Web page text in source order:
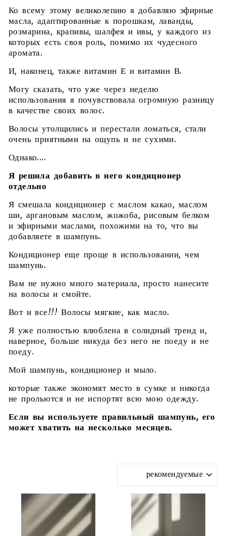
Ко всему этому великолепию я добавляю эфирные
масла, адаптированные к порошкам, лаванды,
розмарина, крапивы, шалфея и ивы, у каждого из
которых есть своя роль, помимо их чудесного
аромата.
И, наконец, также витамин Е и витамин В.
Могу сказать, что уже через неделю
использования я почувствовала огромную разницу
в качестве своих волос.
Волосы утолщились и перестали ломаться, стали
очень приятными на ощупь и не сухими.
Однако....
Я решила добавить в него кондиционер
отдельно
Я смешала кондиционер с маслом какао, маслом
ши, аргановым маслом, жожоба, рисовым белком
и эфирными маслами, похожими на то, что вы
добавляете в шампунь.
Кондиционер еще проще в использовании, чем
шампунь.
Вам не нужно много материала, просто нанесите
на волосы и смойте.
Вот и все!!! Волосы мягкие, как масло.
Я уже полностью влюблена в солидный тренд и,
наверное, больше никуда без него не поеду и не
поеду.
Мой шампунь, кондиционер и мыло.
которые также экономят место в сумке и никогда
не прольются и не испортят всю мою одежду.
Если вы используете правильный шампунь, его
может хватить на несколько месяцев.
СОРТИРОВАТЬ
ПО